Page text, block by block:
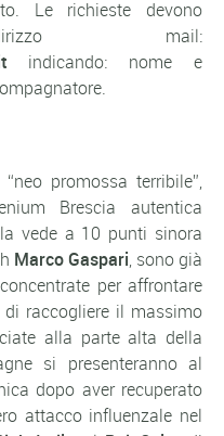
Le richieste devono
mail:
indicando: nome e
promossa terribile”,
Brescia autentica
vede a 10 punti sinora
Marco Gaspari, sono già
per affrontare
raccogliere il massimo
alla parte alta della
si presenteranno al
dopo aver recuperato
attacco influenzale nel